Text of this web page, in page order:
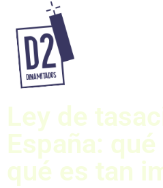
Ley de
España:
qué es tan